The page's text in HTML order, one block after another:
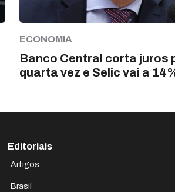
ECONOMIA
Banco Central corta juros
quarta vez e Selic vai a
Editoriais
Artigos
Brasil